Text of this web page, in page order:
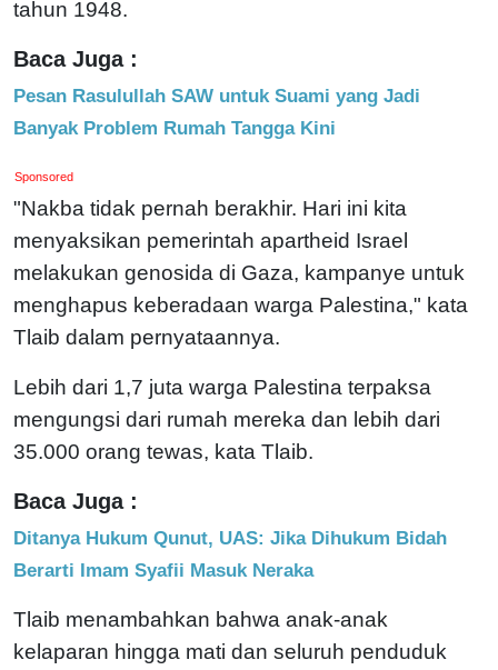
tahun 1948.
Baca Juga :
Pesan Rasulullah SAW untuk Suami yang Jadi
Banyak Problem Rumah Tangga Kini
Sponsored
"Nakba tidak pernah berakhir. Hari ini kita
menyaksikan pemerintah apartheid Israel
melakukan genosida di Gaza, kampanye untuk
menghapus keberadaan warga Palestina," kata
Tlaib dalam pernyataannya.
Lebih dari 1,7 juta warga Palestina terpaksa
mengungsi dari rumah mereka dan lebih dari
35.000 orang tewas, kata Tlaib.
Baca Juga :
Ditanya Hukum Qunut, UAS: Jika Dihukum Bidah
Berarti Imam Syafii Masuk Neraka
Tlaib menambahkan bahwa anak-anak
kelaparan hingga mati dan seluruh penduduk